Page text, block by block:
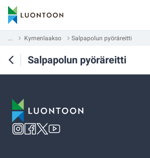
... Kymenlaakso Salpapolun pyöräreitti
Salpapolun pyöräreitti